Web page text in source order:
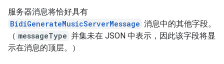
服务器消息将恰好具有
BidiGenerateMusicServerMessage 消息中的其他字段。
（ messageType 并集未在 JSON 中表示，因此该字段将显
示在消息的顶层。）